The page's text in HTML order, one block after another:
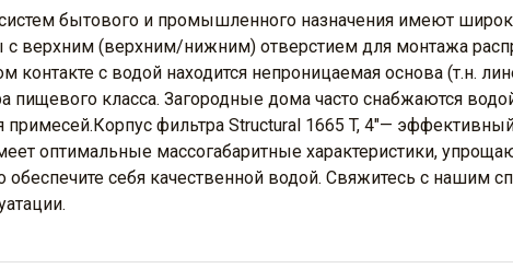
бытового и промышленного назначения имеют
с верхним (верхним/нижним) отверстием для монтажа
контакте с водой находится непроницаемая основа (т.н.
пищевого класса. Загородные дома часто снабжаются
фильтра Structural 1665 T, 4"—
оптимальные массогабаритные характеристики,
себя качественной водой. Свяжитесь с нашим